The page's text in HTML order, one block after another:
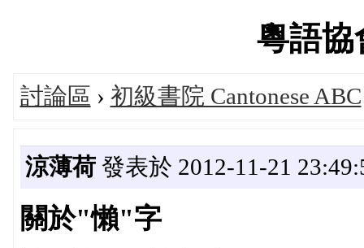
粵語協
討論區 › 初級書院 Cantonese ABC
涼薄荷發表於 2012-11-21
關於"懶"字